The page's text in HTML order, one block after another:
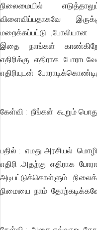
நிலைமையில்
விளைவிப்பதாகவே
மறைக்கப்பட்டு ,போலியான
இதை நாங்கள்
எதிரிக்கு எதிராக
எதிரியுடன்
கேள்வி : நீங்கள் கூறும் பொது
பதில் : எமது அரசியல்
எதிரி .அதற்கு எதிராக
அடிபட்டுக்கொள்ளும்
நிமையை நாம்